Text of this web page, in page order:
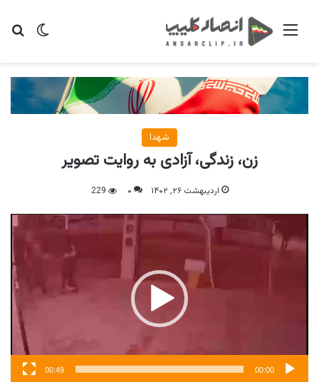
تغییر منو
شهدا
زن، زندگی، آزادی به روایت تصویر
اردیبهشت ۲۶, ۱۴۰۲ ۰ 229
نمایشگر
00:00
00:49